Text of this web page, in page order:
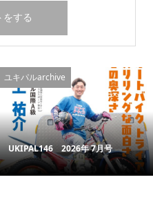
ユキパルarchive
UKIPAL146 2026年 7月号